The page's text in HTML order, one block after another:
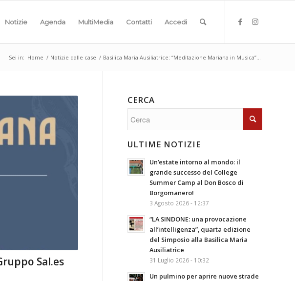
Notizie Agenda MultiMedia Contatti Accedi
Sei in: Home / Notizie dalle case / Basilica Maria Ausiliatrice: “Meditazione Mariana in Musica”...
Sal.es
CERCA
ULTIME NOTIZIE
Un’estate intorno al mondo: il
grande successo del College
Summer Camp al Don Bosco di
Borgomanero!
3 Agosto 2026 - 12:37
“LA SINDONE: una provocazione
all’intelligenza”, quarta edizione
del Simposio alla Basilica Maria
Ausiliatrice
31 Luglio 2026 - 10:32
Un pulmino per aprire nuove strade